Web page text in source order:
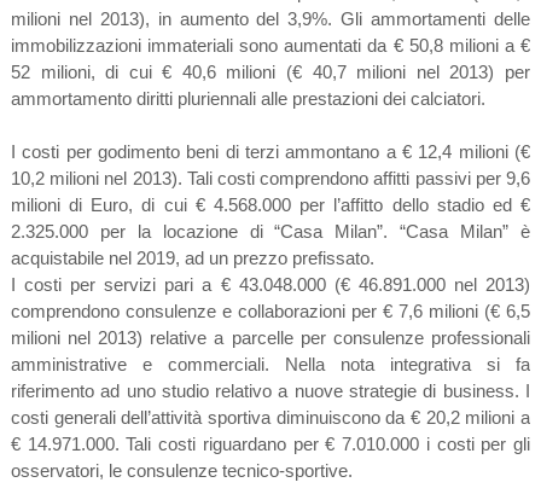
milioni nel 2013), in aumento del 3,9%. Gli ammortamenti delle
immobilizzazioni immateriali sono aumentati da € 50,8 milioni a €
52 milioni, di cui € 40,6 milioni (€ 40,7 milioni nel 2013) per
ammortamento diritti pluriennali alle prestazioni dei calciatori.
I costi per godimento beni di terzi ammontano a € 12,4 milioni (€
10,2 milioni nel 2013). Tali costi comprendono affitti passivi per 9,6
milioni di Euro, di cui € 4.568.000 per l’affitto dello stadio ed €
2.325.000 per la locazione di “Casa Milan”. “Casa Milan” è
acquistabile nel 2019, ad un prezzo prefissato.
I costi per servizi pari a € 43.048.000 (€ 46.891.000 nel 2013)
comprendono consulenze e collaborazioni per € 7,6 milioni (€ 6,5
milioni nel 2013) relative a parcelle per consulenze professionali
amministrative e commerciali. Nella nota integrativa si fa
riferimento ad uno studio relativo a nuove strategie di business. I
costi generali dell’attività sportiva diminuiscono da € 20,2 milioni a
€ 14.971.000. Tali costi riguardano per € 7.010.000 i costi per gli
osservatori, le consulenze tecnico-sportive.